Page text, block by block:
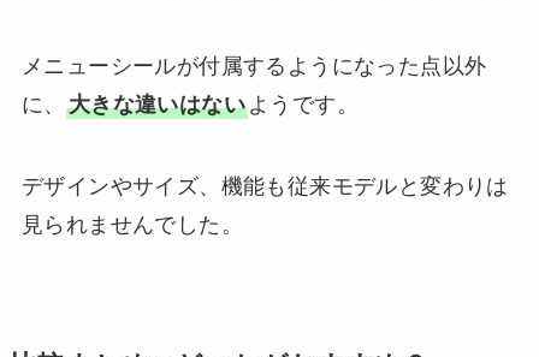
メニューシールが付属するようになった点以外
に、 大きな違いはないようです。
デザインやサイズ、機能も従来モデルと変わりは
見られませんでした。